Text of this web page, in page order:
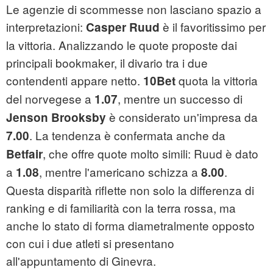
Le agenzie di scommesse non lasciano spazio a
interpretazioni: Casper Ruud è il favoritissimo per
la vittoria. Analizzando le quote proposte dai
principali bookmaker, il divario tra i due
contendenti appare netto. 10Betquota la vittoria
del norvegese a 1.07, mentre un successo di
Jenson Brooksby è considerato un'impresa da
7.00. La tendenza è confermata anche da
Betfair, che offre quote molto simili: Ruud è dato
a 1.08, mentre l'americano schizza a 8.00.
Questa disparità riflette non solo la differenza di
ranking e di familiarità con la terra rossa, ma
anche lo stato di forma diametralmente opposto
con cui i due atleti si presentano
all'appuntamento di Ginevra.